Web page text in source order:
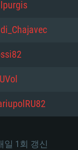
브로드밴드
공간: 22.1
이와 비슷
최소
브로드밴드
공간: 22.1
성능을 가지
AMD (6개월
일 1회 갱신